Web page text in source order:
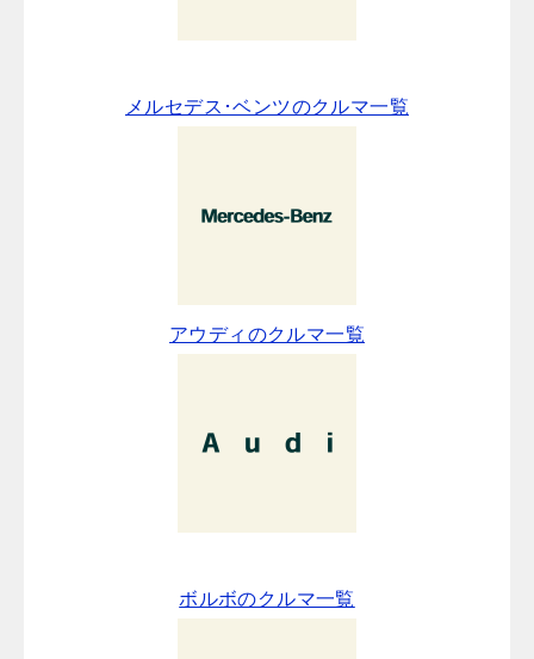
メルセデス･ベンツのクルマ一覧
アウディのクルマ一覧
ボルボのクルマ一覧